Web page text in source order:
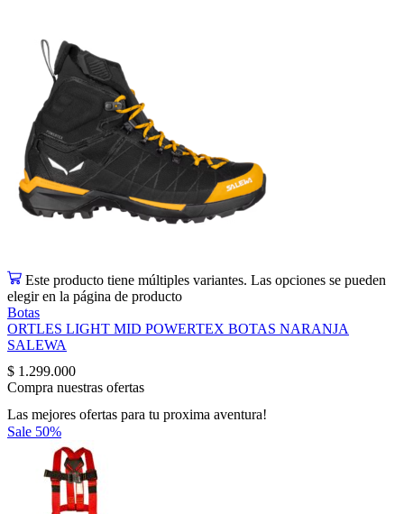
Este producto tiene múltiples variantes. Las opciones se pueden
elegir en la página de producto
Botas
ORTLES LIGHT MID POWERTEX BOTAS NARANJA
SALEWA
$ 1.299.000
Compra nuestras ofertas
Las mejores ofertas para tu proxima aventura!
Sale 50%